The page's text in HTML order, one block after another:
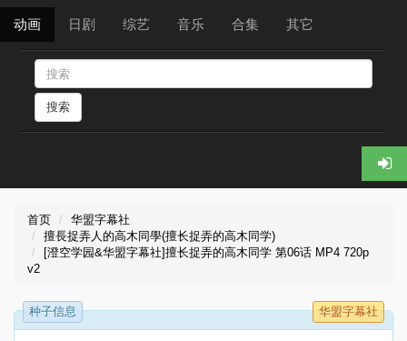
动画 日剧 综艺 音乐 合集 其它
搜索
首页
华盟字幕社
擅長捉弄人的高木同學(擅长捉弄的高木同学)
[澄空学园&华盟字幕社]擅长捉弄的高木同学 第06话 MP4 720p
v2
种子信息 华盟字幕社